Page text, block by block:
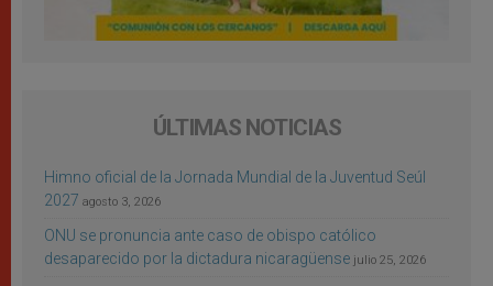
ÚLTIMAS NOTICIAS
Himno oficial de la Jornada Mundial de la Juventud Seúl
2027 agosto 3, 2026
ONU se pronuncia ante caso de obispo católico
desaparecido por la dictadura nicaragüense julio 25, 2026